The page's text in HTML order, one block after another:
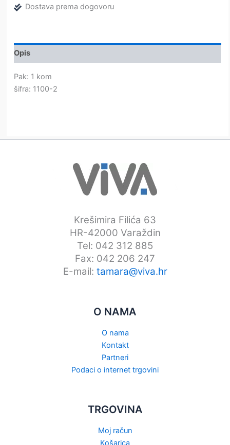
Dostava prema dogovoru
Opis
Pak: 1 kom
šifra: 1100-2
Krešimira Filića 63
HR-42000 Varaždin
Tel: 042 312 885
Fax: 042 206 247
E-mail: tamara@viva.hr
O NAMA
O nama
Kontakt
Partneri
Podaci o internet trgovini
TRGOVINA
Moj račun
Košarica